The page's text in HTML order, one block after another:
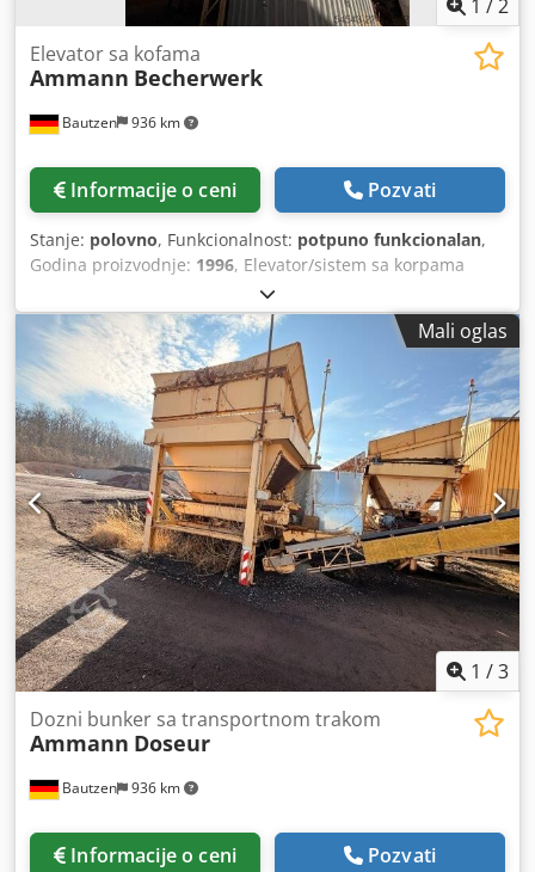
1 /2
Bautzen 936 km
Elevator sa kofama
Ammann Becherwerk
Informacije o ceni Pozvati
Stanje: polovno, Funkcionalnost: potpuno funkcionalan,
Godina proizvodnje: 1996, Elevator/sistem sa korpama
Upotreba kao sistem za transport materijala sa daljinskim
upravljanjem Visina: 26 m Dodpfezq S Daox Aclekr
Mali oglas
1 /3
Bautzen 936 km
Dozni bunker sa transportnom trakom
Ammann Doseur
Informacije o ceni Pozvati